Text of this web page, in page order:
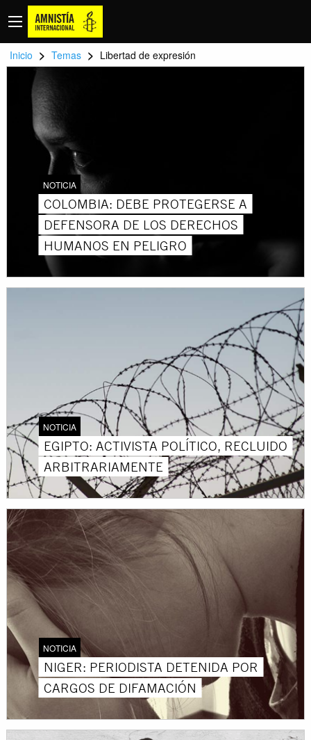
Inicio > Temas > Libertad de expresión
NOTICIA
COLOMBIA: DEBE PROTEGERSE A
DEFENSORA DE LOS DERECHOS
HUMANOS EN PELIGRO
NOTICIA
EGIPTO: ACTIVISTA POLÍTICO, RECLUIDO
ARBITRARIAMENTE
NOTICIA
NIGER: PERIODISTA DETENIDA POR
CARGOS DE DIFAMACIÓN